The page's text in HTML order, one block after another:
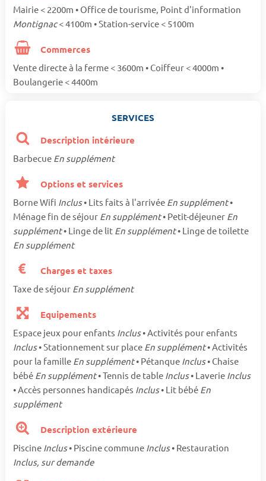
Mairie < 2200m • Office de tourisme, Point d'information
Montignac< 4100m • Station-service < 5100m
Commerces
Vente directe à la ferme < 3600m • Coiffeur < 4000m •
Boulangerie < 4400m
SERVICES
Description intérieure
Barbecue En supplément
Options et services
Borne Wifi Inclus• Lits faits à l'arrivée En supplément•
Ménage fin de séjour En supplément• Petit-déjeuner En
supplément• Linge de lit En supplément• Linge de toilette
En supplément
Charges et taxes
Taxe de séjour En supplément
Equipements
Espace jeux pour enfants Inclus• Activités pour enfants
Inclus• Stationnement sur place En supplément• Activités
pour la famille En supplément• Pétanque Inclus• Chaise
bébé En supplément• Tennis de table Inclus• Laverie Inclus
• Accès personnes handicapés Inclus• Lit bébé En
supplément
Description extérieure
Piscine Inclus• Piscine commune Inclus• Restauration
Inclus, sur demande